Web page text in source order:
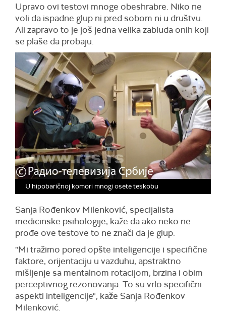
Upravo ovi testovi mnoge obeshrabre. Niko ne
voli da ispadne glup ni pred sobom ni u društvu.
Ali zapravo to je još jedna velika zabluda onih koji
se plaše da probaju.
U hipobaričnoj komori mnogi osete teskobu
Sanja Rođenkov Milenković, specijalista
medicinske psihologije, kaže da ako neko ne
prođe ove testove to ne znači da je glup.
"Mi tražimo pored opšte inteligencije i specifične
faktore, orijentaciju u vazduhu, apstraktno
mišljenje sa mentalnom rotacijom, brzina i obim
perceptivnog rezonovanja. To su vrlo specifični
aspekti inteligencije", kaže Sanja Rođenkov
Milenković.